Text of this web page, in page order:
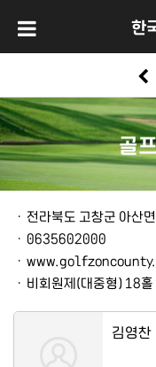
한
골
본문
ㆍ 전라북도 고창군 아산
ㆍ 0635602000
ㆍ
ㆍ 비회원제(대중형) 18홀
김영찬